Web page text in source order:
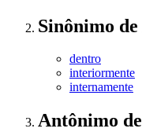
Sinônimo de
dentro
interiormente
internamente
Antônimo de